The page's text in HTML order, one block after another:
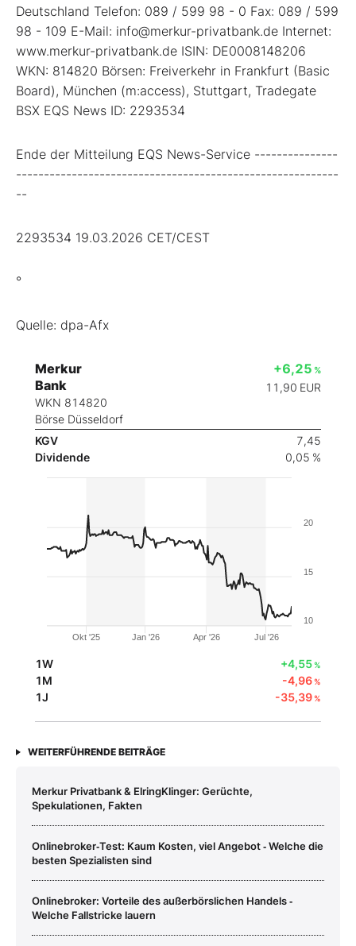
Deutschland Telefon: 089 / 599 98 - 0 Fax: 089 / 599
98 - 109 E-Mail: info@merkur-privatbank.de Internet:
www.merkur-privatbank.de ISIN: DE0008148206
WKN: 814820 Börsen: Freiverkehr in Frankfurt (Basic
Board), München (m:access), Stuttgart, Tradegate
BSX EQS News ID: 2293534
Ende der Mitteilung EQS News-Service ---------------
----------------------------------------------------------
--
2293534 19.03.2026 CET/CEST
°
Quelle: dpa-Afx
Merkur
Bank
WKN 814820
Börse Düsseldorf
+6,25 %
11,90 EUR
KGV
7,45
Dividende
0,05 %
Okt '25 Jan '26 Apr '26 Jul '26
10
15
20
1W +4,55%
1M -4,96%
1J -35,39%
WEITERFÜHRENDE BEITRÄGE
Merkur Privatbank & ElringKlinger: Gerüchte,
Spekulationen, Fakten
Onlinebroker‑Test: Kaum Kosten, viel Angebot ‑ Welche die
besten Spezialisten sind
Onlinebroker: Vorteile des außerbörslichen Handels ‑
Welche Fallstricke lauern